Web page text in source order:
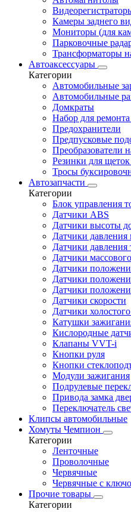
Камеры заднего
Мониторы (для
Парковочные
Трансформаторы
Автоаксессуары
Категории
Автомобильные
Автомобильные
Домкраты
Набор для
Предохранители
Предпусковые
Преобразователи
Резинки для щеток
Тросы
Автозапчасти
Категории
Блок управления
Датчики ABS
Датчики высоты
Датчики давления
Датчики давления
Датчики
Датчики
Датчики
Датчики
Датчики скорости
Датчики
Катушки
Кислородные
Клапаны VVT-i
Кнопки руля
Кнопки
Модули зажигания
Подрулевые
Привода замка
Переключатель
Клипсы автомобильные
Хомуты Чемпион
Категории
Ленточные
Проволочные
Червячные
Червячные с
Прочие товары
Категории